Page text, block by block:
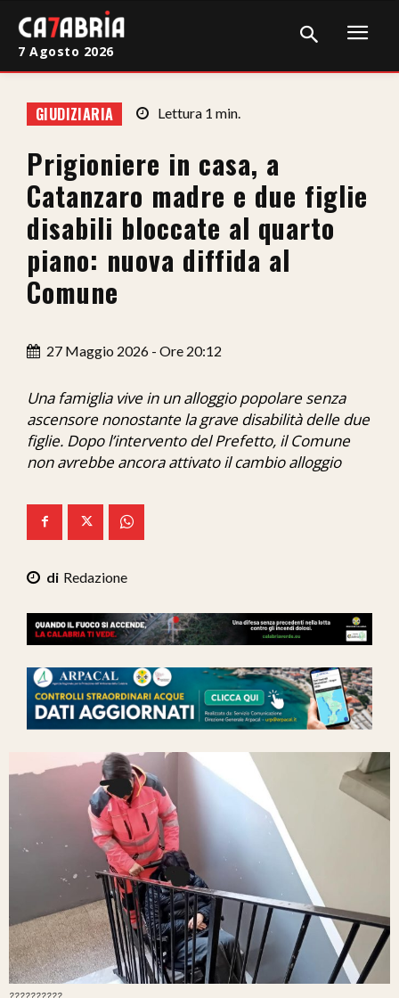
Cronaca
Giudiziaria
Politica
Sport
Attualità
Ita-Mondo
C7 Play
Mix Zone
7 Agosto 2026
GIUDIZIARIA Lettura 1 min.
Prigioniere in casa, a
Catanzaro madre e due figlie
disabili bloccate al quarto
piano: nuova diffida al
Comune
27 Maggio 2026 - Ore 20:12
Una famiglia vive in un alloggio popolare senza
ascensore nonostante la grave disabilità delle due
figlie. Dopo l’intervento del Prefetto, il Comune
non avrebbe ancora attivato il cambio alloggio
Redazione